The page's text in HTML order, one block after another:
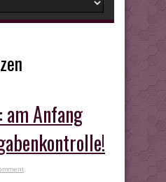
am Anfang